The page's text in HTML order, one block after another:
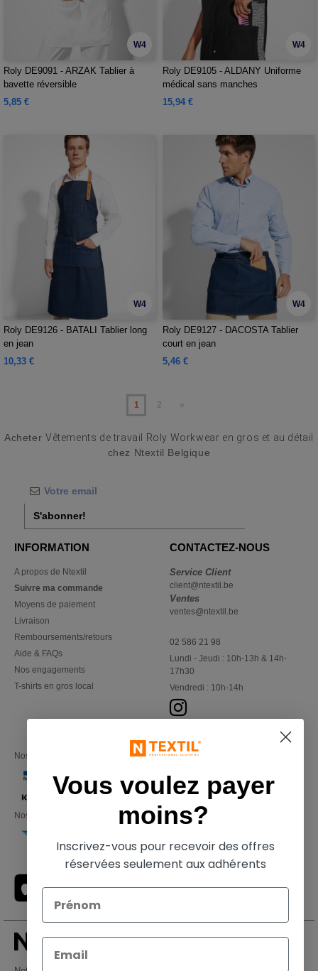
W4
Roly DE9091 - ARZAK Tablier à
bavette réversible
5,85 €
W4
Roly DE9105 - ALDANY Uniforme
médical sans manches
15,94 €
W4
Roly DE9126 - BATALI Tablier long
en jean
10,33 €
W4
Roly DE9127 - DACOSTA Tablier
court en jean
5,46 €
1 2 »
Acheter Vêtements de travail Roly Workwear en gros et au détail
chez Ntextil Belgique
S'abonner!
INFORMATION
A propos de Ntextil
Suivre ma commande
Moyens de paiement
Livraison
Remboursements/retours
Aide & FAQs
Nos engagements
T-shirts en gros local
CONTACTEZ-NOUS
Service Client
client@ntextil.be
Ventes
ventes@ntextil.be
02 586 21 98
Lundi - Jeudi : 10h-13h & 14h-
17h30
Vendredi : 10h-14h
Nos partenaires financiers
Nos transporteurs
Vous voulez payer
moins?
Inscrivez-vous pour recevoir des offres
réservées seulement aux adhérents